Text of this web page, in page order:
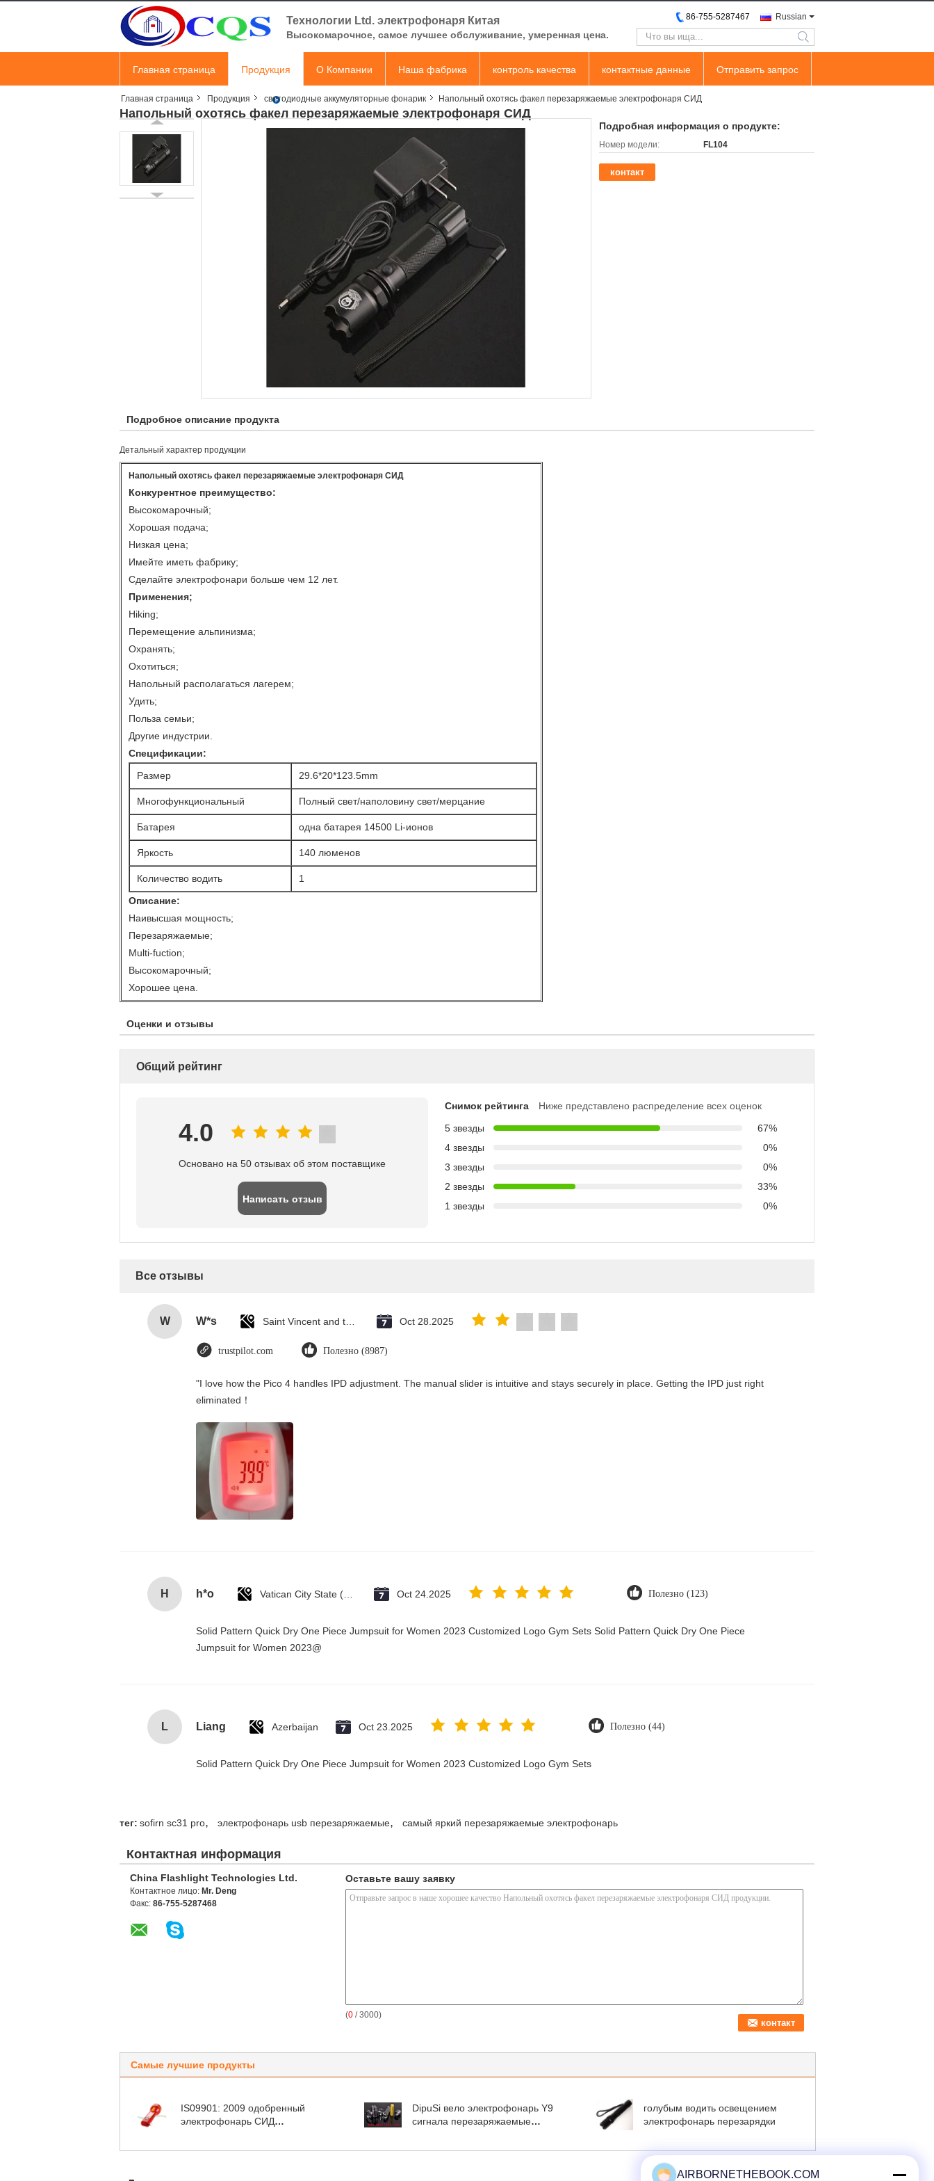
Технологии Ltd. электрофонаря Китая
Высокомарочное, самое лучшее обслуживание, умеренная цена.
Russian
86-755-5287467
search
Главная страница Продукция О Компании Наша фабрика контроль качества контактные данные Отправить запрос
Главная страница Продукция светодиодные аккумуляторные фонарик Напольный охотясь факел перезаряжаемые электрофонаря СИД
Напольный охотясь факел перезаряжаемые электрофонаря СИД
Подробная информация о продукте:
Номер модели: FL104
контакт
Подробное описание продукта
Детальный характер продукции
Напольный охотясь факел перезаряжаемые электрофонаря СИД
Конкурентное преимущество:
Высокомарочный;
Хорошая подача;
Низкая цена;
Имейте иметь фабрику;
Сделайте электрофонари больше чем 12 лет.
Применения;
Hiking;
Перемещение альпинизма;
Охранять;
Охотиться;
Напольный располагаться лагерем;
Удить;
Польза семьи;
Другие индустрии.
Спецификации:
Размер
29.6*20*123.5mm
Многофункциональный Полный свет/наполовину свет/мерцание
Батарея одна батарея 14500 Li-ионов
Яркость 140 люменов
Количество водить
1
Описание:
Наивысшая мощность;
Перезаряжаемые;
Multi-fuction;
Высокомарочный;
Хорошее цена.
Оценки и отзывы
Общий рейтинг
4.0
Основано на 50 отзывах об этом поставщике
Написать отзыв
Снимок рейтинга
Ниже представлено распределение всех оценок
5 звезды
67%
4 звезды
0%
3 звезды
0%
2 звезды
33%
1 звезды
0%
Все отзывы
W W*s Oct 28.2025
trustpilot.com Полезно (8987)
"I love how the Pico 4 handles IPD adjustment. The manual slider is intuitive and stays securely in place. Getting the IPD just right
eliminated！
H h*o Oct 24.2025 Полезно (123)
Solid Pattern Quick Dry One Piece Jumpsuit for Women 2023 Customized Logo Gym Sets Solid Pattern Quick Dry One Piece
Jumpsuit for Women 2023@
L Liang Azerbaijan Oct 23.2025 Полезно (44)
Solid Pattern Quick Dry One Piece Jumpsuit for Women 2023 Customized Logo Gym Sets
тег: sofirn sc31 pro, электрофонарь usb перезаряжаемые, самый яркий перезаряжаемые электрофонарь
Контактная информация
China Flashlight Technologies Ltd.
Контактное лицо: Mr. Deng
Факс: 86-755-5287468
Оставьте вашу заявку
(0 / 3000)
Самые лучшие продукты
IS09901: 2009 одобренный
электрофонарь СИД
DipuSi вело электрофонарь Y9
сигнала перезаряжаемые
голубым водить освещением
электрофонарь перезарядки
AIRBORNETHEBOOK.COM